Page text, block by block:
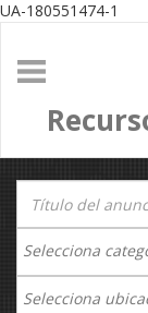
UA-180551474-1